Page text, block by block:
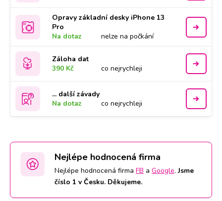
Opravy základní desky iPhone 13
Pro
Na dotaz
nelze na počkání
Záloha dat
390 Kč
co nejrychleji
... další závady
Na dotaz
co nejrychleji
Nejlépe hodnocená firma
Nejlépe hodnocená firma FB a Google.Jsme
číslo 1 v Česku. Děkujeme.